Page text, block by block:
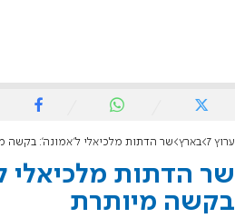
ערוץ 7 בארץ שר הדתות מלכיאלי ל'אמונה': בקשה
שר הדתות מלכיאלי
בקשה מיותרת